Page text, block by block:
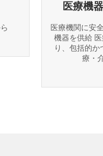
医療機
医療機関に安
機器を供給
り、包括的か
療・